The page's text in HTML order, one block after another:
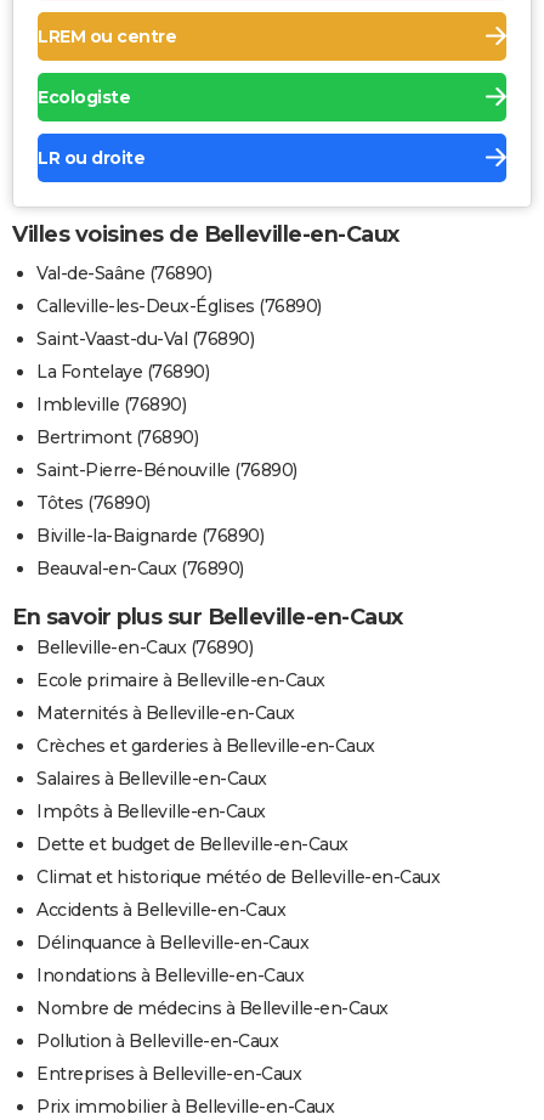
LREM ou centre
Ecologiste
LR ou droite
Villes voisines de Belleville-en-Caux
Val-de-Saâne (76890)
Calleville-les-Deux-Églises (76890)
Saint-Vaast-du-Val (76890)
La Fontelaye (76890)
Imbleville (76890)
Bertrimont (76890)
Saint-Pierre-Bénouville (76890)
Tôtes (76890)
Biville-la-Baignarde (76890)
Beauval-en-Caux (76890)
En savoir plus sur Belleville-en-Caux
Belleville-en-Caux (76890)
Ecole primaire à Belleville-en-Caux
Maternités à Belleville-en-Caux
Crèches et garderies à Belleville-en-Caux
Salaires à Belleville-en-Caux
Impôts à Belleville-en-Caux
Dette et budget de Belleville-en-Caux
Climat et historique météo de Belleville-en-Caux
Accidents à Belleville-en-Caux
Délinquance à Belleville-en-Caux
Inondations à Belleville-en-Caux
Nombre de médecins à Belleville-en-Caux
Pollution à Belleville-en-Caux
Entreprises à Belleville-en-Caux
Prix immobilier à Belleville-en-Caux